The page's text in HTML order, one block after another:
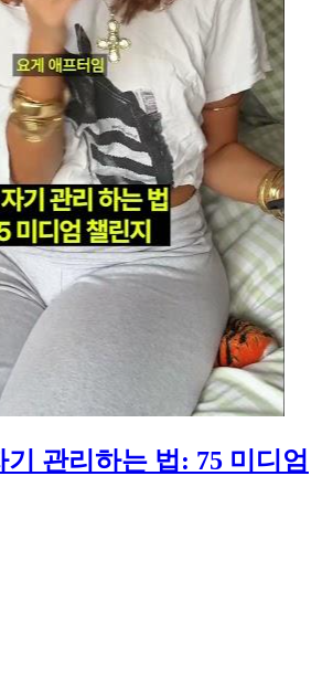
관리하는 법: 75 미디엄